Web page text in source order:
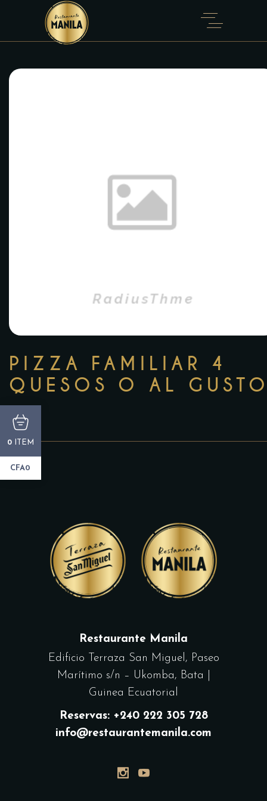
PIZZA FAMILIAR 4
QUESOS O AL
Restaurante Manila
Edificio Terraza San Miguel, Paseo
Marítimo s/n – Ukomba, Bata |
Guinea Ecuatorial
Reservas: +240 222 305 728
info@restaurantemanila.com
0 ITEM
CFA0